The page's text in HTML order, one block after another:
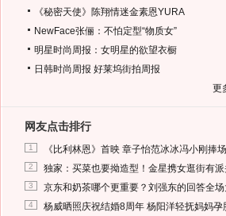
《秘密天使》陈翔情迷金素恩YURA
NewFace张俪：不怕定型“物质女”
明星时尚周报：女明星的欲望衣橱
日韩时尚周报 好莱坞街拍周报
更
网友点击排行
1 《比利林恩》首映 章子怡范冰冰冯小刚捧
2 独家：买菜也要拗造型！金星携女逛街有
3 京东和奶茶哪个更重要？刘强东的回答全场
4 杨威晒照庆祝结婚8周年 杨阳洋轻抚妈妈孕